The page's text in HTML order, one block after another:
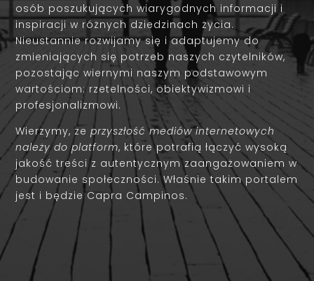
osób poszukujących wiarygodnych informacji i
inspiracji w różnych dziedzinach życia.
Nieustannie rozwijamy się i adaptujemy do
zmieniających się potrzeb naszych czytelników,
pozostając wiernymi naszym podstawowym
wartościom: rzetelności, obiektywizmowi i
profesjonalizmowi.
Wierzymy, żeprzyszłość mediów internetowych
należy do platform, które potrafią łączyć wysoką
jakość treści z autentycznym zaangażowaniem w
budowanie społeczności. Właśnie takim portalem
jest i będzie Capra Campinos.